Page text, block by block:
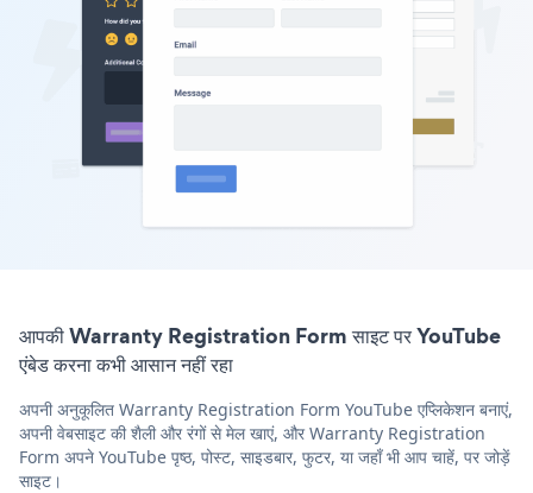
आपकी Warranty Registration Form साइट पर YouTube
एंबेड करना कभी आसान नहीं रहा
अपनी अनुकूलित Warranty Registration Form YouTube एप्लिकेशन बनाएं,
अपनी वेबसाइट की शैली और रंगों से मेल खाएं, और Warranty Registration
Form अपने YouTube पृष्ठ, पोस्ट, साइडबार, फुटर, या जहाँ भी आप चाहें, पर जोड़ें
साइट।